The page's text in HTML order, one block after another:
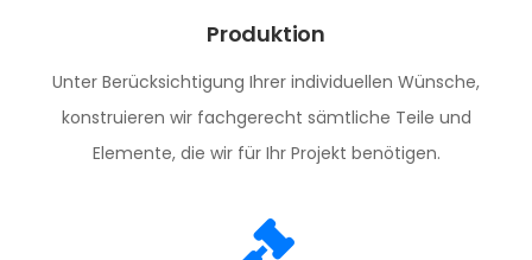
Produktion
Unter Berücksichtigung Ihrer individuellen Wünsche,
konstruieren wir fachgerecht sämtliche Teile und
Elemente, die wir für Ihr Projekt benötigen.